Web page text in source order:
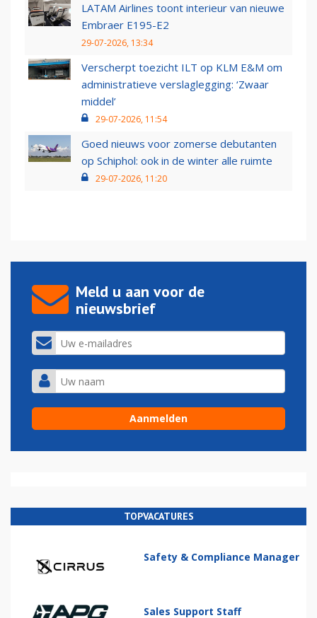
LATAM Airlines toont interieur van nieuwe
Embraer E195-E2
29-07-2026, 13:34
Verscherpt toezicht ILT op KLM E&M om
administratieve verslaglegging: ‘Zwaar
middel’
29-07-2026, 11:54
Goed nieuws voor zomerse debutanten
op Schiphol: ook in de winter alle ruimte
29-07-2026, 11:20
Meld u aan voor de
nieuwsbrief
TOPVACATURES
Safety & Compliance Manager
Sales Support Staff